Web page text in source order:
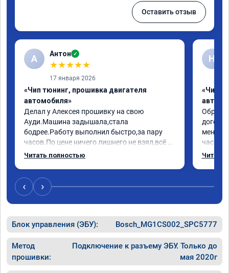
Оставить отзыв
А Антон ✓
★★★★★
17 января 2026
«Чип тюнинг, прошивка двигателя
автомобиля»
Делал у Алексея прошивку на свою
Ауди.Машина задышала,стала
бодрее.Работу выполнил быстро,за пару
часов.По цене ничего лишнего не взял,всё
как договаривались заранее.После работы
случае поломки авто.Однозначно
рекомендую Алексея как грамотного
специалиста!
Читать полностью
Н
«Чип
меня
час
Арман
Читать
‹ ›
Блок управления (ЭБУ): Bosch_MG1CS002_SPC5777
Метод
прошивки:
Подключение к разъему ЭБУ. Только до
мая 2020г